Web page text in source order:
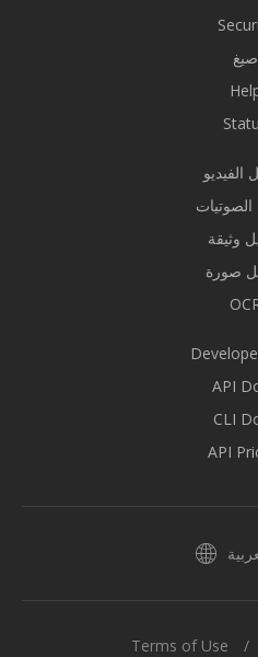
صيغ
الفيديو
وثيقة
صورة
API
CLI
API
Terms of Use